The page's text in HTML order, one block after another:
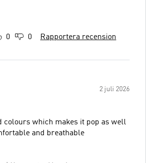
0 0 Rapportera recension
2 juli 2026
colours which makes it pop as well
and breathable